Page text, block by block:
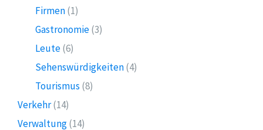
Firmen(1)
Gastronomie(3)
Leute(6)
Sehenswürdigkeiten(4)
Tourismus (8)
Verkehr(14)
Verwaltung(14)